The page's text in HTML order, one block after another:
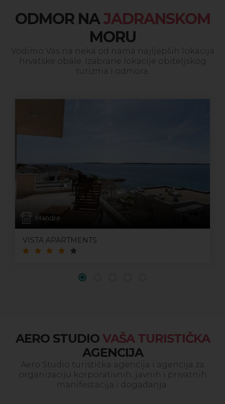
ODMOR NAJADRANSKOM
MORU
Vodimo Vas na neka od nama najljepših lokacija
hrvatske obale. Izabrane lokacije obiteljskog
turizma i odmora.
Mandre
VISTA APARTMENTS
AERO STUDIO VAŠA TURISTIČKA
AGENCIJA
Aero Studio turistička agencija i agencija za
organizaciju korporativnih, javnih i privatnih
manifestacija i događanja.